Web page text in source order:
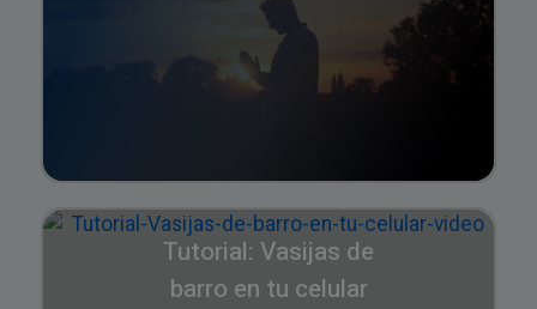
Tutorial: Vasijas de
barro en tu celular